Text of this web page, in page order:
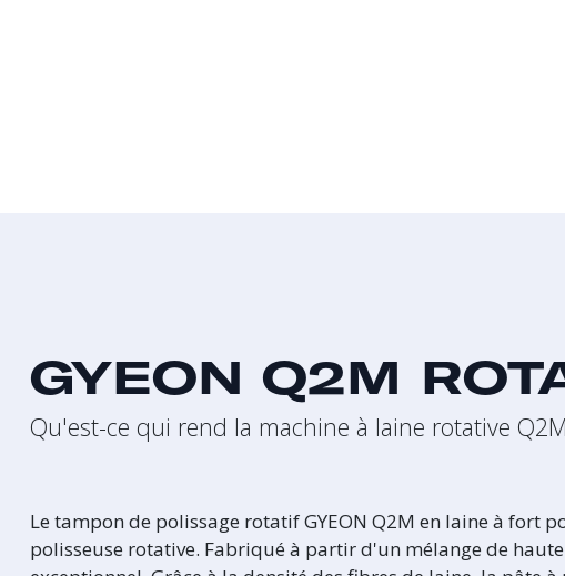
GYEON Q2M
Qu'est-ce qui rend la machine à laine rotative
Le tampon de polissage rotatif GYEON Q2M en laine à fort
polisseuse rotative. Fabriqué à partir d'un mélange de